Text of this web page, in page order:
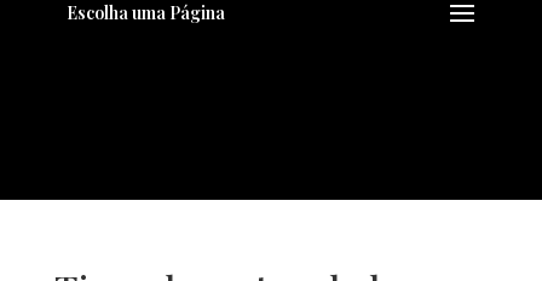
Escolha uma Página